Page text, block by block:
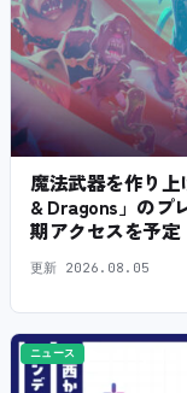
魔法武器を作り上
& Dragons」のプ
期アクセスを予定
更新 2026.08.05
ニュース